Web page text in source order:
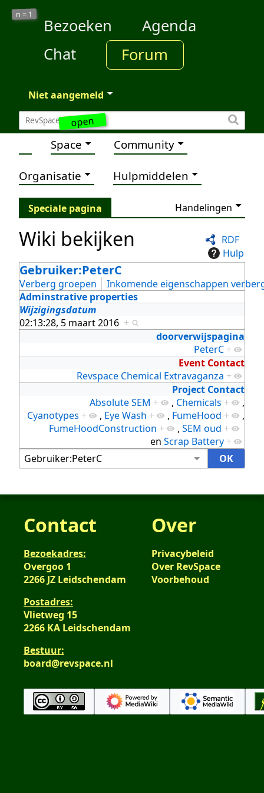
open
n = 1
Bezoeken
Agenda
Chat
Forum
Niet aangemeld
Space Community
Organisatie Hulpmiddelen
Speciale pagina Handelingen
RDF
Hulp
Wiki bekijken
Gebruiker:PeterC
Verberg groepen
Inkomende eigenschappen
Adminstrative properties
Wijzigingsdatum
02:13:28, 5 maart 2016 +
doorverwijspagina
PeterC +
Event Contact
Revspace Chemical Extravaganza +
Project Contact
Absolute SEM + , Chemicals +
,
Cyanotypes + , Eye Wash + , FumeHood +
,
FumeHoodConstruction + , SEM oud +
en Scrap Battery +
Contact
Bezoekadres:
Overgoo 1
2266 JZ Leidschendam
Postadres:
Vlietweg 15
2266 KA Leidschendam
Bestuur:
board@revspace.nl
Over
Privacybeleid
Over RevSpace
Voorbehoud